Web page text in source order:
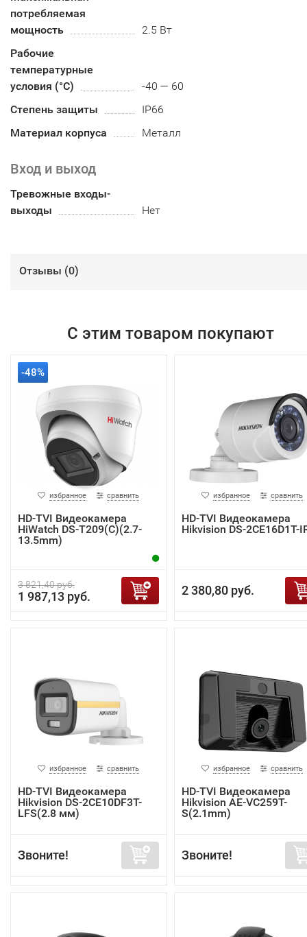
потребляемая
мощность
2.5 Вт
Рабочие
температурные
условия (°С)
-40 — 60
Степень защиты
IP66
Материал корпуса
Металл
Вход и выход
Тревожные входы-
выходы
Нет
Отзывы (0)
С этим товаром покупают
-48%
избранное сравнить
HD-TVI Видеокамера
HiWatch DS-T209(C)(2.7-
13.5mm)
3 821,40 руб.
1 987,13 руб.
избранное сравнить
HD-TVI Видеокамера
Hikvision DS-2CE16D1T-
2 380,80 руб.
избранное сравнить
HD-TVI Видеокамера
Hikvision DS-2CE10DF3T-
LFS(2.8 мм)
Звоните!
избранное сравнить
HD-TVI Видеокамера
Hikvision AE-VC259T-
S(2.1mm)
Звоните!